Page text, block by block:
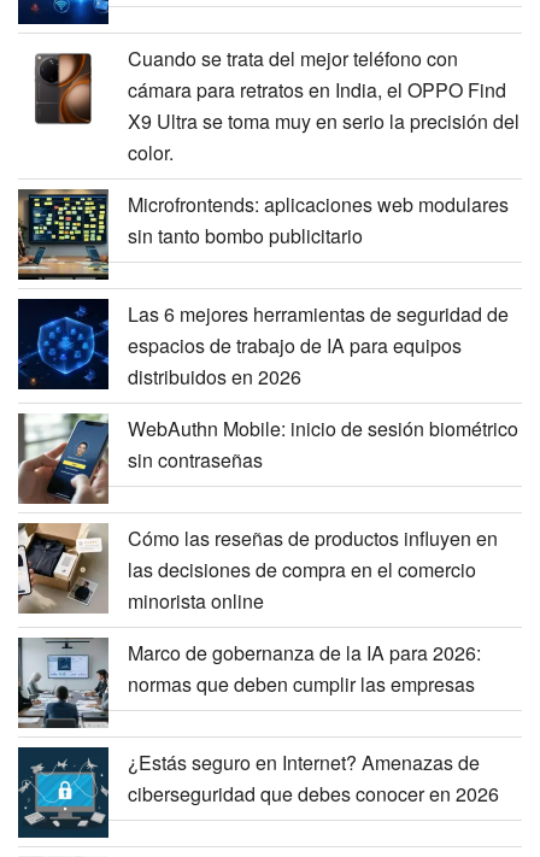
Cuando se trata del mejor teléfono con
cámara para retratos en India, el OPPO Find
X9 Ultra se toma muy en serio la precisión del
color.
Microfrontends: aplicaciones web modulares
sin tanto bombo publicitario
Las 6 mejores herramientas de seguridad de
espacios de trabajo de IA para equipos
distribuidos en 2026
WebAuthn Mobile: inicio de sesión biométrico
sin contraseñas
Cómo las reseñas de productos influyen en
las decisiones de compra en el comercio
minorista online
Marco de gobernanza de la IA para 2026:
normas que deben cumplir las empresas
¿Estás seguro en Internet? Amenazas de
ciberseguridad que debes conocer en 2026